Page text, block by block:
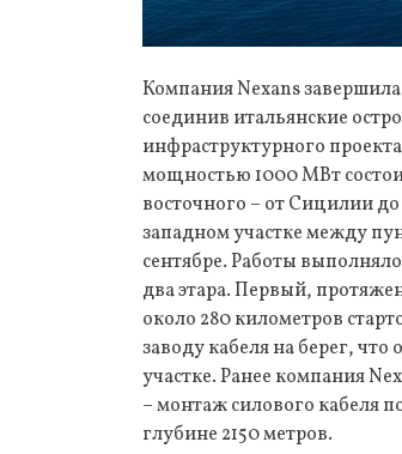
Компания Nexans
соединив итальянские
инфраструктурного
мощностью 1000 МВт
восточного – от Сицилии
западном участке между
сентябре. Работы
два этаpa. Первый,
около 280 километров
заводу кабеля на берег,
участке. Ранее компания
– монтаж силового кабеля
глубине 2150 метров.